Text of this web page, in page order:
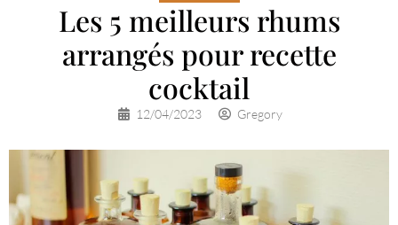
Les 5 meilleurs rhums
arrangés pour recette
cocktail
12/04/2023 Gregory